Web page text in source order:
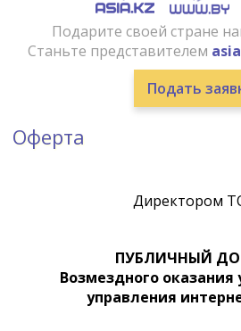
Подарите своей стране
Станьте представителем
Подать
Оферта
Директором
ПУБЛИЧНЫЙ
Возмездного оказания
управления